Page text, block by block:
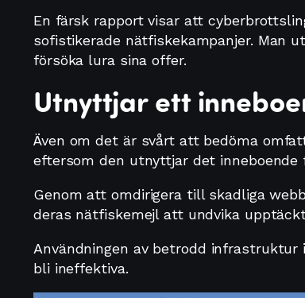
En färsk rapport visar att
sofistikerade nätfiskekampanjer. Man
försöka lura sina offer.
Utnyttjar ett
Även om det är svårt att bedöma
eftersom den utnyttjar det inneboende
Genom att omdirigera till skadliga
deras nätfiskemejl att undvika
Användningen av betrodd
bli ineffektiva.